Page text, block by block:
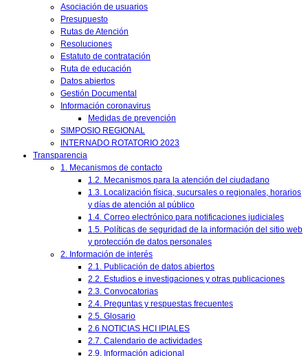
Asociación de usuarios
Presupuesto
Rutas de Atención
Resoluciones
Estatuto de contratación
Ruta de educación
Datos abiertos
Gestión Documental
Información coronavirus
Medidas de prevención
SIMPOSIO REGIONAL
INTERNADO ROTATORIO 2023
Transparencia
1. Mecanismos de contacto
1.2. Mecanismos para la atención del ciudadano
1.3. Localización física, sucursales o regionales, horarios
y días de atención al público
1.4. Correo electrónico para notificaciones judiciales
1.5. Políticas de seguridad de la información del sitio web
y protección de datos personales
2. Información de interés
2.1. Publicación de datos abiertos
2.2. Estudios e investigaciones y otras publicaciones
2.3. Convocatorias
2.4. Preguntas y respuestas frecuentes
2.5. Glosario
2.6 NOTICIAS HCI IPIALES
2.7. Calendario de actividades
2.9. Información adicional